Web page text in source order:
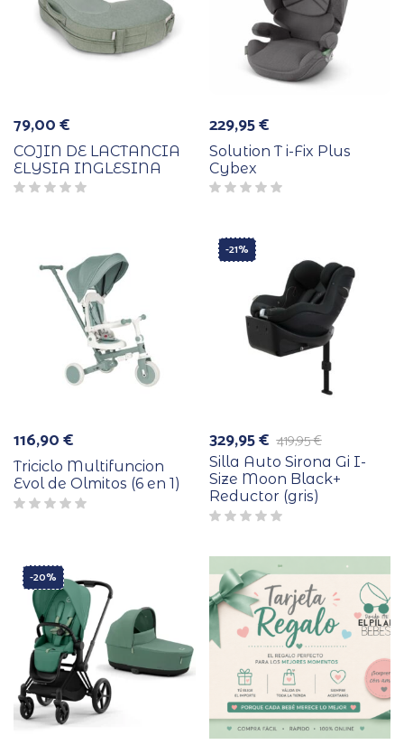
79,00€
COJIN DE LACTANCIA
ELYSIA INGLESINA
229,95€
Solution T i-Fix Plus
Cybex
116,90€
Triciclo Multifuncion
Evol de Olmitos (6 en 1)
-21%
419,95€
El
precio
original
era:
419,95 €.
329,95€
El
precio
actual
es:
329,95 €.
Silla Auto Sirona Gi I-
Size Moon Black+
Reductor (gris)
-20%